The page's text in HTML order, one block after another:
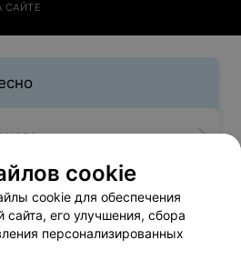
САЙТЕ
в Гомеле
cookie
cookie для обеспечения
сайта, его улучшения, сбора
персонализированных